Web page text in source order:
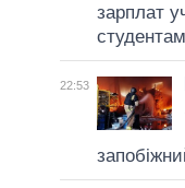
зарплат
22:53